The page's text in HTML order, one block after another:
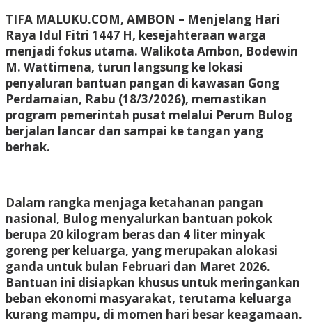
TIFA MALUKU.COM, AMBON – Menjelang Hari
Raya Idul Fitri 1447 H, kesejahteraan warga
menjadi fokus utama. Walikota Ambon, Bodewin
M. Wattimena, turun langsung ke lokasi
penyaluran bantuan pangan di kawasan Gong
Perdamaian, Rabu (18/3/2026), memastikan
program pemerintah pusat melalui Perum Bulog
berjalan lancar dan sampai ke tangan yang
berhak.
Dalam rangka menjaga ketahanan pangan
nasional, Bulog menyalurkan bantuan pokok
berupa 20 kilogram beras dan 4 liter minyak
goreng per keluarga, yang merupakan alokasi
ganda untuk bulan Februari dan Maret 2026.
Bantuan ini disiapkan khusus untuk meringankan
beban ekonomi masyarakat, terutama keluarga
kurang mampu, di momen hari besar keagamaan.